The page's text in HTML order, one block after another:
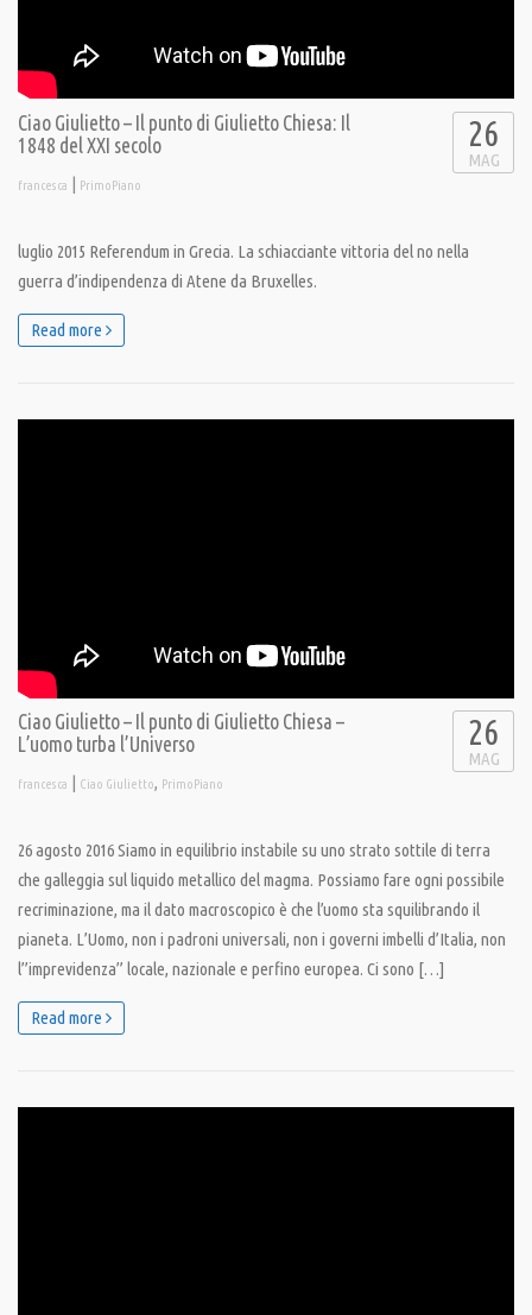
Ciao Giulietto – Il punto di Giulietto Chiesa: Il
1848 del XXI secolo
francesca | PrimoPiano
26
MAG
luglio 2015 Referendum in Grecia. La schiacciante vittoria del no nella
guerra d’indipendenza di Atene da Bruxelles.
Read more
Ciao Giulietto – Il punto di Giulietto Chiesa –
L’uomo turba l’Universo
francesca | Ciao Giulietto, PrimoPiano
26
MAG
26 agosto 2016 Siamo in equilibrio instabile su uno strato sottile di terra
che galleggia sul liquido metallico del magma. Possiamo fare ogni possibile
recriminazione, ma il dato macroscopico è che l’uomo sta squilibrando il
pianeta. L’Uomo, non i padroni universali, non i governi imbelli d’Italia, non
l”imprevidenza” locale, nazionale e perfino europea. Ci sono […]
Read more